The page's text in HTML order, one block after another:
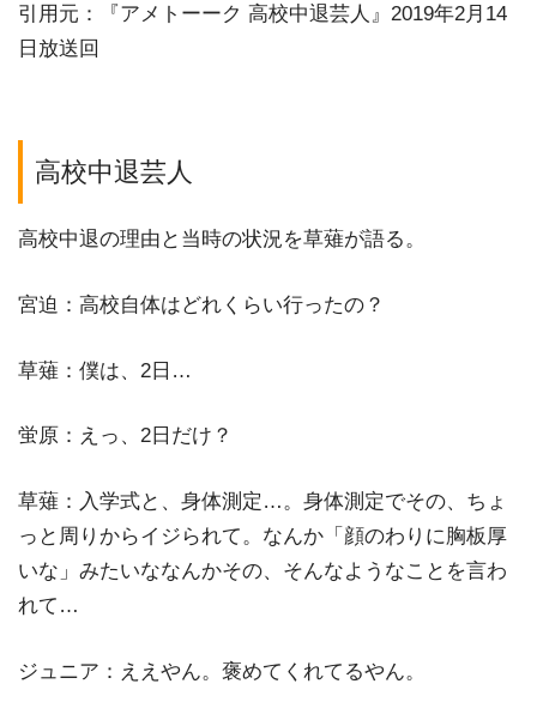
引用元：『アメトーーク 高校中退芸人』2019年2月14
日放送回
高校中退芸人
高校中退の理由と当時の状況を草薙が語る。
宮迫：高校自体はどれくらい行ったの？
草薙：僕は、2日…
蛍原：えっ、2日だけ？
草薙：入学式と、身体測定…。身体測定でその、ちょ
っと周りからイジられて。なんか「顔のわりに胸板厚
いな」みたいななんかその、そんなようなことを言わ
れて…
ジュニア：ええやん。褒めてくれてるやん。